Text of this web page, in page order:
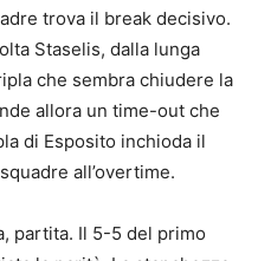
trova il break decisivo.
Staselis, dalla lunga
che sembra chiudere la
allora un time-out che
di Esposito inchioda il
all’overtime.
partita. Il 5-5 del primo